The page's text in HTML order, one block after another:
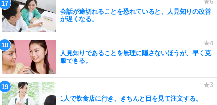
会話が途切れることを恐れていると、人見知りの改善
が遅くなる。
人見知りであることを無理に隠さないほうが、早く克
服できる。
1人で飲食店に行き、きちんと目を見て注文する。